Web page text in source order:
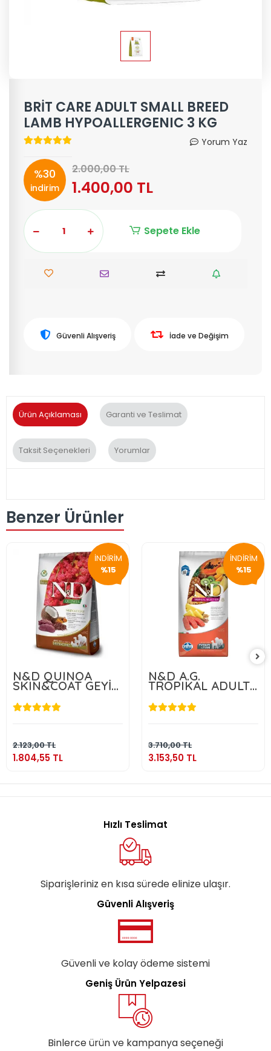
BRİT CARE ADULT SMALL BREED
LAMB HYPOALLERGENIC 3 KG
Yorum Yaz
%30
indirim
2.000,00 TL
1.400,00 TL
Sepete Ekle
Güvenli Alışveriş İade ve Değişim
Ürün Açıklaması Garanti ve Teslimat
Taksit Seçenekleri Yorumlar
Benzer Ürünler
İNDİRİM
%15
N&D QUINOA
SKIN&COAT GEYİK
2.5 KG
2.123,00 TL
1.804,55 TL
1.804,55 TL
İNDİRİM
%15
N&D A.G.
TROPIKAL ADULT
MEDIUM & MAXI
SALMON 10 KG
3.710,00 TL
3.153,50 TL
3.153,50 TL
Hızlı Teslimat
Siparişleriniz en kısa sürede elinize ulaşır.
Güvenli Alışveriş
Güvenli ve kolay ödeme sistemi
Geniş Ürün Yelpazesi
Binlerce ürün ve kampanya seçeneği